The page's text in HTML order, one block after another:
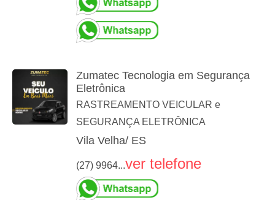
Zumatec Tecnologia em Segurança
Eletrônica
RASTREAMENTO VEICULAR e
SEGURANÇA ELETRÔNICA
Vila Velha/ ES
(27) 9964...ver telefone